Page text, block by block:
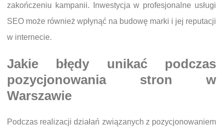
zakończeniu kampanii. Inwestycja w profesjonalne usługi
SEO może również wpłynąć na budowę marki i jej reputacji
w internecie.
Jakie błędy unikać podczas
pozycjonowania stron w
Warszawie
Podczas realizacji działań związanych z pozycjonowaniem